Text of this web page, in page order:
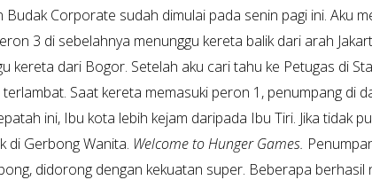
Budak Corporate sudah dimulai pada senin pagi ini. Aku
3 di sebelahnya menunggu kereta balik dari arah
kereta dari Bogor. Setelah aku cari tahu ke Petugas di
Saat kereta memasuki peron 1, penumpang di
ini, Ibu kota lebih kejam daripada Ibu Tiri. Jika tidak
di Gerbong Wanita. Welcome to Hunger Games.
didorong dengan kekuatan super. Beberapa berhasil